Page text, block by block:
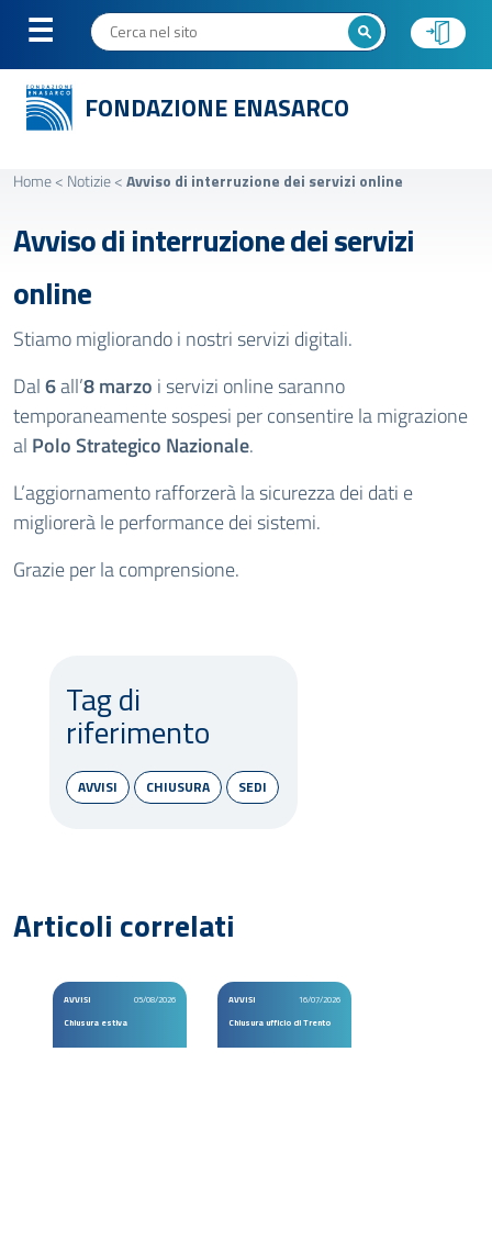
FONDAZIONE ENASARCO
Home< Notizie<Avviso di interruzione dei servizi online
Avviso di interruzione dei servizi
online
Stiamo migliorando i nostri servizi digitali.
Dal6all’8 marzo i servizi online saranno
temporaneamente sospesi per consentire la migrazione
al Polo Strategico Nazionale.
L’aggiornamento rafforzerà la sicurezza dei dati e
migliorerà le performance dei sistemi.
Grazie per la comprensione.
Tag di
riferimento
AVVISI CHIUSURA SEDI
Articoli correlati
AVVISI
05/08/2026
Chiusura estiva
AVVISI
16/07/2026
Chiusura ufficio di Trento